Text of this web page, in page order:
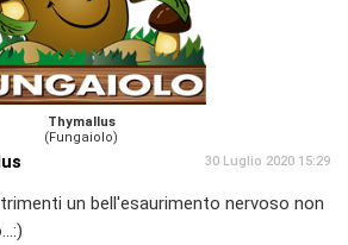
Thymallus
(Fungaiolo)
30 Luglio 2020 15:29
un bell'esaurimento nervoso non